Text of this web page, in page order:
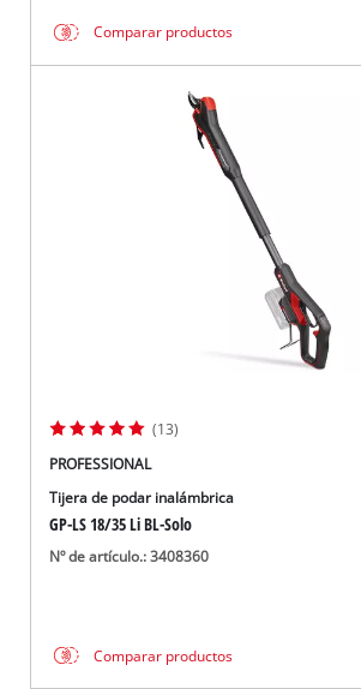
Comparar productos
(13)
PROFESSIONAL
Tijera de podar inalámbrica
GP-LS 18/35 Li BL-Solo
Nº de artículo.: 3408360
Comparar productos